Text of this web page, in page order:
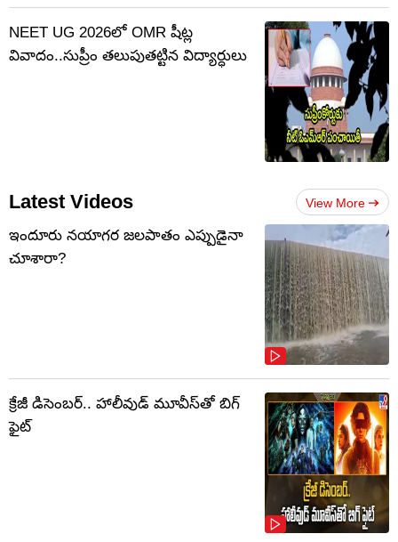
NEET UG 2026లో OMR షీట్ల
వివాదం..సుప్రీం తలుపుతట్టిన విద్యార్ధులు
Latest Videos View More
ఇందూరు నయాగర జలపాతం ఎప్పుడైనా
చూశారా?
క్రేజీ డిసెంబర్‌.. హాలీవుడ్ మూవీస్‌తో బిగ్
ఫైట్‌